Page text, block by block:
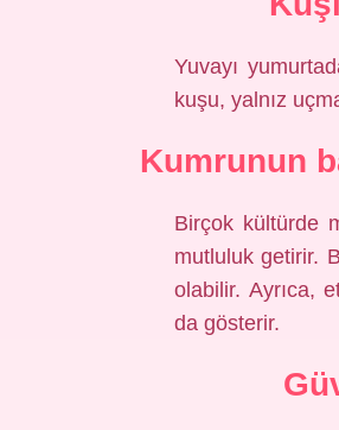
Yuvayı
kuşu, yalnız
Kumrunun
Birçok kültürde
mutluluk getirir.
olabilir. Ayrıca,
da gösterir.